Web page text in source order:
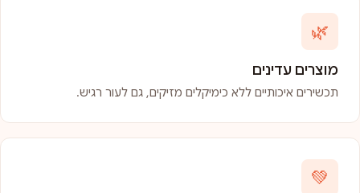
🌿
מוצרים עדינים
תכשירים איכותיים ללא כימיקלים מזיקים, גם לעור רגיש.
💚